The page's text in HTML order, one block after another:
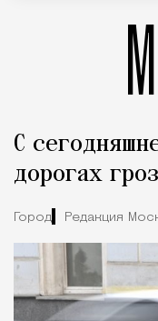
С
дорогах
Город Редакция